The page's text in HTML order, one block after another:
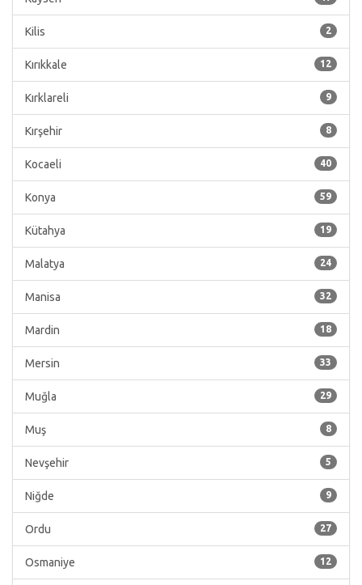
2
Kilis
12
Kırıkkale
9
Kırklareli
8
Kırşehir
40
Kocaeli
59
Konya
19
Kütahya
24
Malatya
32
Manisa
18
Mardin
33
Mersin
29
Muğla
8
Muş
5
Nevşehir
9
Niğde
27
Ordu
12
Osmaniye